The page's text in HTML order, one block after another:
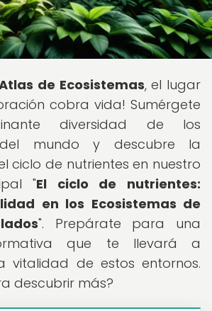
de Ecosistemas, el lugar
cobra vida! Sumérgete
diversidad de los
del mundo y descubre la
ciclo de nutrientes en nuestro
"El ciclo de nutrientes:
en los Ecosistemas de
". Prepárate para una
que te llevará a
vitalidad de estos entornos.
descubrir más?